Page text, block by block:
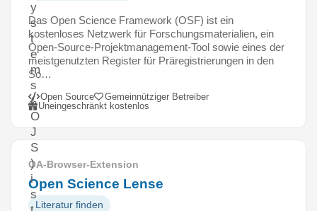
y
s
t
e
m
s
(
O
J
S
)
i
s
Das Open Science Framework (OSF) ist ein
kostenloses Netzwerk für Forschungsmaterialien, ein
Open-Source-Projektmanagement-Tool sowie eines der
meistgenutzten Register für Präregistrierungen in den
So…
Open Source
Gemeinnütziger Betreiber
Uneingeschränkt kostenlos
OA-Browser-Extension
Open Science Lense
Literatur finden